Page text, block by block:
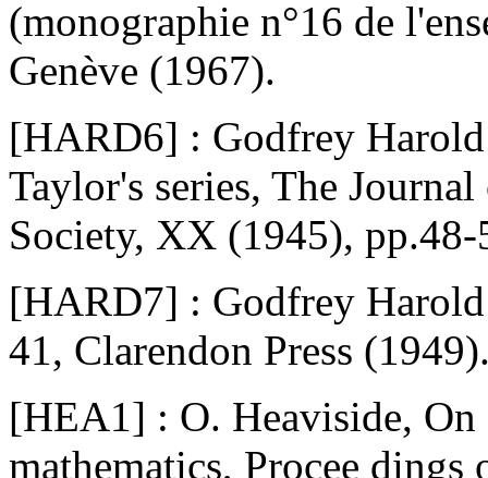
(monographie n°16 de
Genève (1967).
[HARD6] : Godfrey
Taylor's series, The
Society, XX (1945), pp.48-
[HARD7] : Godfrey
41, Clarendon Press
[HEA1] : O. Heaviside,
mathematics, Procee